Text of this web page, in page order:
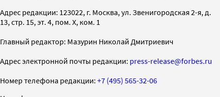
Адрес редакции: 123022, г. Москва, ул. Звенигородская 2-я, д.
13, стр. 15, эт. 4, пом. X, ком. 1
Главный редактор: Мазурин Николай Дмитриевич
Адрес электронной почты редакции: press-release@forbes.ru
Номер телефона редакции: +7 (495) 565-32-06